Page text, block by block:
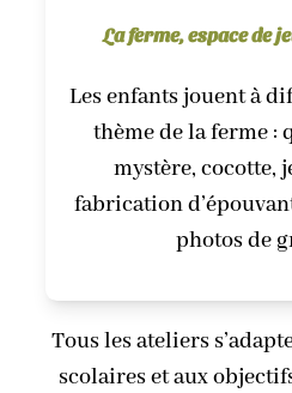
La ferme, espace de
Les enfants jouent à
thème de la ferme :
mystère, cocotte,
fabrication
photos de
Tous les ateliers
scolaires et aux